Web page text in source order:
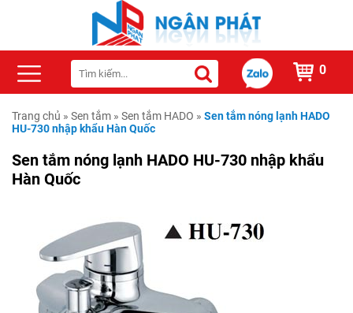
0
Trang chủ » Sen tắm » Sen tắm HADO » Sen tắm nóng lạnh HADO
HU-730 nhập khẩu Hàn Quốc
Sen tắm nóng lạnh HADO HU-730 nhập khẩu
Hàn Quốc